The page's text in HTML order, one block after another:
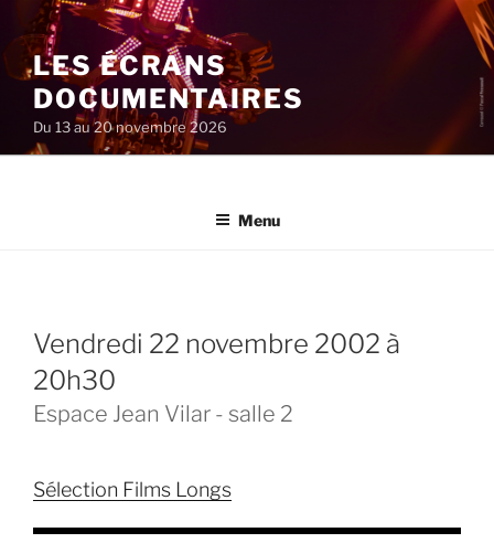
au
contenu
principal
LES ÉCRANS
DOCUMENTAIRES
Du 13 au 20 novembre 2026
Menu
vendredi 22 novembre 2002 à
20h30
Espace Jean Vilar - salle 2
Sélection Films Longs